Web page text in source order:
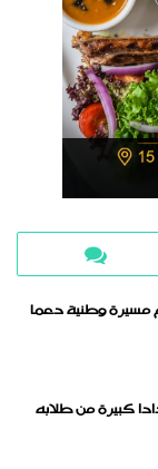
وطنية دعما
كبيرة من طلابه